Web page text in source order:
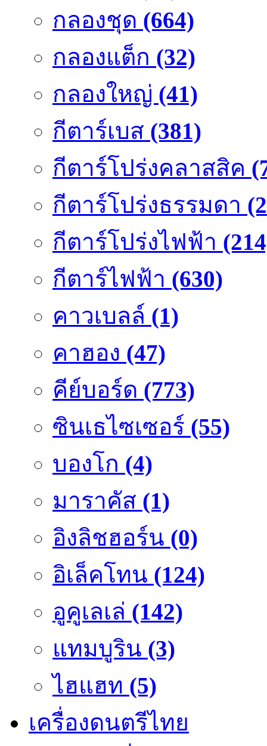
กลองชุด (664)
กลองแต็ก (32)
กลองใหญ่ (41)
กีตาร์เบส (381)
กีตาร์โปร่งคลาสสิค
กีตาร์โปร่งธรรมดา
กีตาร์โปร่งไฟฟ้า
กีตาร์ไฟฟ้า (630)
คาวเบลล์ (1)
คาฮอง (47)
คีย์บอร์ด (773)
ซินเธไซเซอร์ (55)
บองโก (4)
มาราคัส (1)
อิงลิชฮอร์น (0)
อิเล็คโทน (124)
อูคูเลเล่ (142)
แทมบูริน (3)
ไฮแฮท (5)
เครื่องดนตรีไทย